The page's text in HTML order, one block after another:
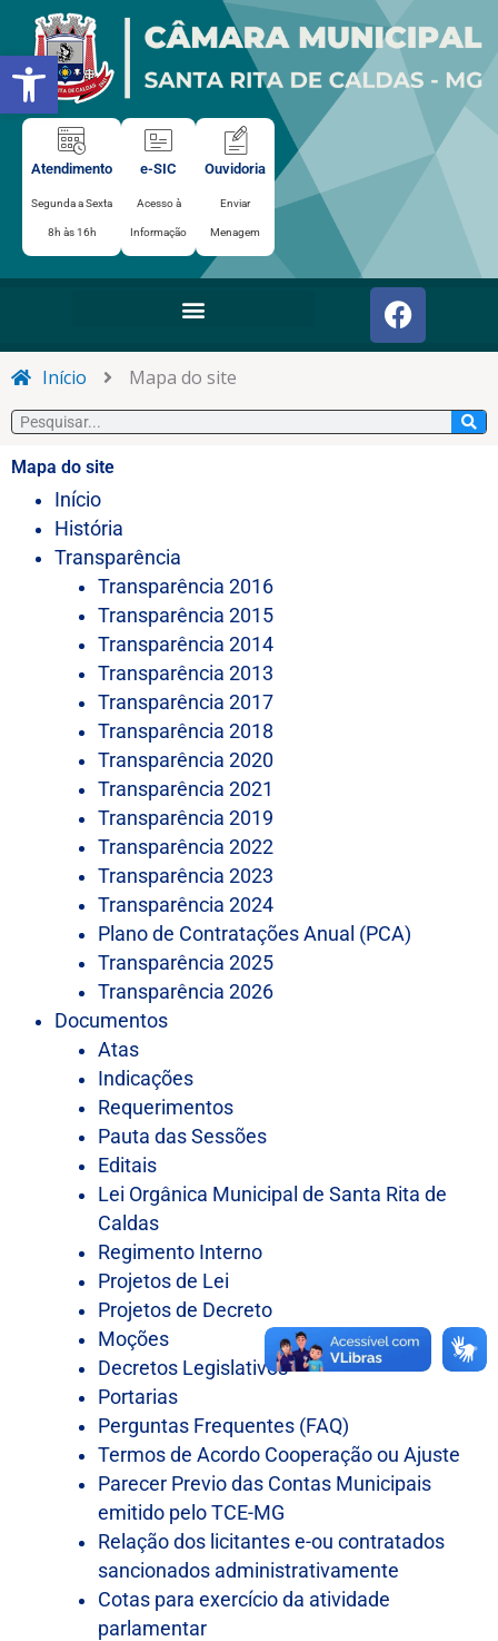
Abrir a barra de ferramentas
para
conteúdo
Atendimento
Segunda a Sexta
8h às 16h
e-SIC
Acesso à
Informação
Ouvidoria
Enviar
Menagem
F
a
c
b
o
Início
Mapa do site
Pesquisar
Mapa do site
Início
História
Transparência
Transparência 2016
Transparência 2015
Transparência 2014
Transparência 2013
Transparência 2017
Transparência 2018
Transparência 2020
Transparência 2021
Transparência 2019
Transparência 2022
Transparência 2023
Transparência 2024
Plano de Contratações Anual (PCA)
Transparência 2025
Transparência 2026
Documentos
Atas
Indicações
Requerimentos
Pauta das Sessões
Editais
Lei Orgânica Municipal de Santa Rita de
Caldas
Regimento Interno
Projetos de Lei
Projetos de Decreto
Moções
Decretos Legislativos
Portarias
Perguntas Frequentes (FAQ)
Termos de Acordo Cooperação ou Ajuste
Parecer Previo das Contas Municipais
emitido pelo TCE-MG
Relação dos licitantes e-ou contratados
sancionados administrativamente
Cotas para exercício da atividade
parlamentar